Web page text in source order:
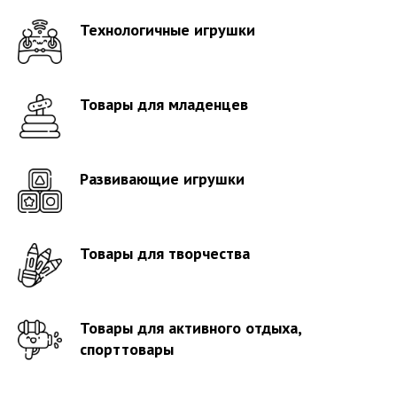
Технологичные игрушки
Товары для младенцев
Развивающие игрушки
Товары для творчества
Товары для активного отдыха,
спорттовары